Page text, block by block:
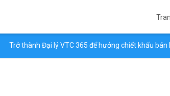
Trở thành Đại lý VTC 365 để hưởng chiết khấu bán